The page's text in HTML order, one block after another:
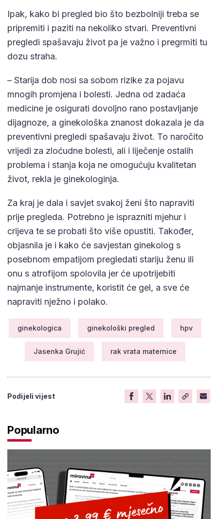
Ipak, kako bi pregled bio što bezbolniji treba se
pripremiti i paziti na nekoliko stvari. Preventivni
pregledi spašavaju život pa je važno i pregrmiti tu
dozu straha.
– Starija dob nosi sa sobom rizike za pojavu
mnogih promjena i bolesti. Jedna od zadaća
medicine je osigurati dovoljno rano postavljanje
dijagnoze, a ginekološka znanost dokazala je da
preventivni pregledi spašavaju život. To naročito
vrijedi za zloćudne bolesti, ali i liječenje ostalih
problema i stanja koja ne omogućuju kvalitetan
život, rekla je ginekologinja.
Za kraj je dala i savjet svakoj ženi što napraviti
prije pregleda. Potrebno je isprazniti mjehur i
crijeva te se probati što više opustiti. Također,
objasnila je i kako će savjestan ginekolog s
posebnom empatijom pregledati stariju ženu ili
onu s atrofijom spolovila jer će upotrijebiti
najmanje instrumente, koristit će gel, a sve će
napraviti nježno i polako.
ginekologica ginekološki pregled hpv
Jasenka Grujić rak vrata maternice
Podijeli vijest
Popularno